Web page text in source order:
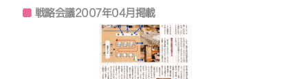
戦略会議2007年04月掲載